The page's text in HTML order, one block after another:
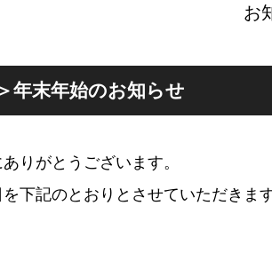
お
年末年始のお知らせ
りがとうございます。
下記のとおりとさせていただきます